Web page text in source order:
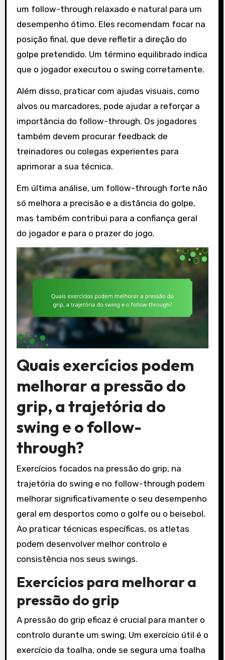
um follow-through relaxado e natural para um
desempenho ótimo. Eles recomendam focar na
posição final, que deve refletir a direção do
golpe pretendido. Um término equilibrado indica
que o jogador executou o swing corretamente.
Além disso, praticar com ajudas visuais, como
alvos ou marcadores, pode ajudar a reforçar a
importância do follow-through. Os jogadores
também devem procurar feedback de
treinadores ou colegas experientes para
aprimorar a sua técnica.
Em última análise, um follow-through forte não
só melhora a precisão e a distância do golpe,
mas também contribui para a confiança geral
do jogador e para o prazer do jogo.
Quais exercícios podem
melhorar a pressão do
grip, a trajetória do
swing e o follow-
through?
Exercícios focados na pressão do grip, na
trajetória do swing e no follow-through podem
melhorar significativamente o seu desempenho
geral em desportos como o golfe ou o beisebol.
Ao praticar técnicas específicas, os atletas
podem desenvolver melhor controlo e
consistência nos seus swings.
Exercícios para melhorar a
pressão do grip
A pressão do grip eficaz é crucial para manter o
controlo durante um swing. Um exercício útil é o
exercício da toalha, onde se segura uma toalha